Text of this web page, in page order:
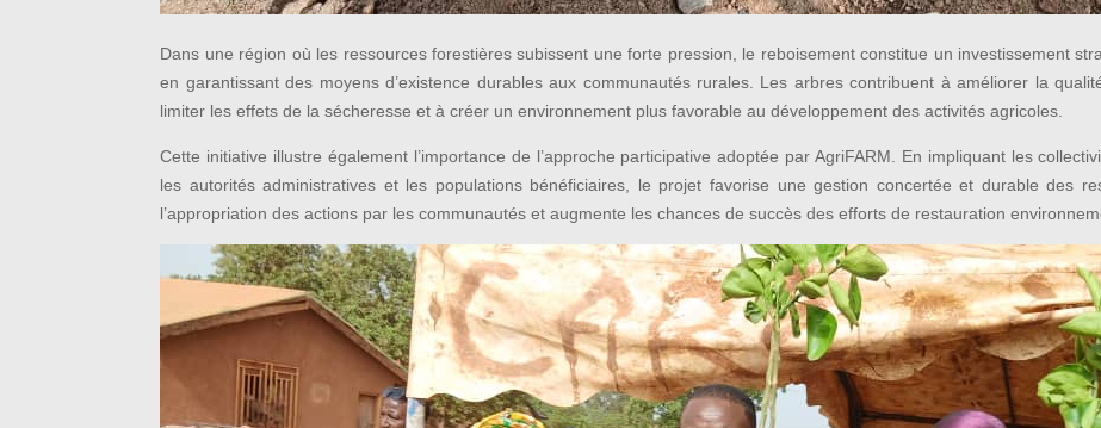
Dans une région où les ressources forestières subissent une forte pression, le reboisement constitue un investissement
en garantissant des moyens d’existence durables aux communautés rurales. Les arbres contribuent à améliorer la
limiter les effets de la sécheresse et à créer un environnement plus favorable au développement des activités agricoles.
Cette initiative illustre également l’importance de l’approche participative adoptée par AgriFARM. En impliquant les
les autorités administratives et les populations bénéficiaires, le projet favorise une gestion concertée et durable des
l’appropriation des actions par les communautés et augmente les chances de succès des efforts de restauration